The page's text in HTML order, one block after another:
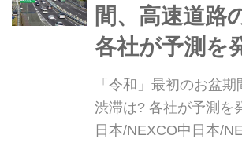
イメージです)
間、高速道路
各社が予測を
「令和」最初のお盆
渋滞は? 各社が予測を
日本/NEXCO中日本/